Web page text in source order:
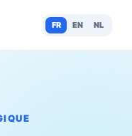
FR EN NL